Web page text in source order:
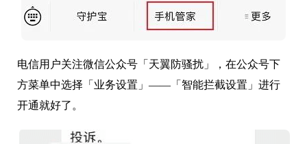
电信用户关注微信公众号「天翼防骚扰」，在公众号下
方菜单中选择「业务设置」——「智能拦截设置」进行
开通就好了。